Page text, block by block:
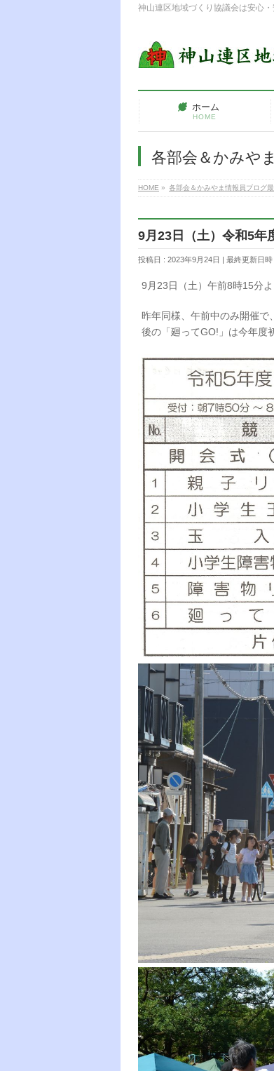
神山連区地域づくり協議会は安心
ホーム
HOME
各部会＆かみや
HOME » 各部会＆かみやま情報員ブログ
9月23日（土）令和5年
投稿日 : 2023年9月24日 最終更新日時
9月23日（土）午前8時15分
昨年同様、午前中のみ開催
後の「廻ってGO!」は今年度